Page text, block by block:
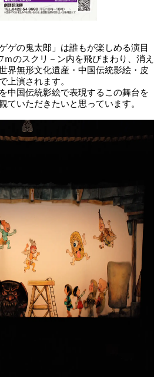
ゲの鬼太郎」は誰もが楽しめる演目
ｍのスクリ－ン内を飛びまわり、消え
界無形文化遺産・中国伝統影絵・皮
上演されます。
中国伝統影絵で表現するこの舞台を
ていただきたいと思っています。